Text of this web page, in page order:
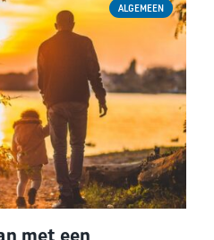
ALGEMEEN
met een